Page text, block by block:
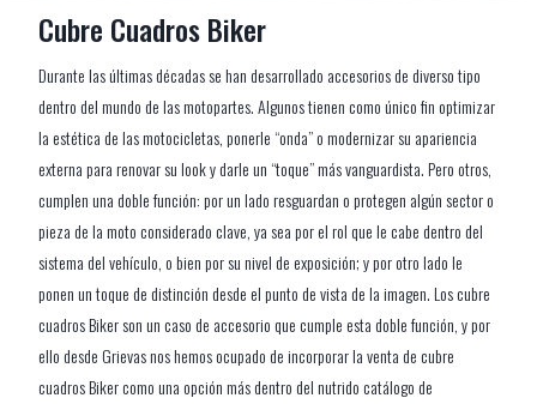
Cubre Cuadros Biker
Durante las últimas décadas se han desarrollado accesorios de diverso tipo
dentro del mundo de las motopartes. Algunos tienen como único fin optimizar
la estética de las motocicletas, ponerle “onda” o modernizar su apariencia
externa para renovar su look y darle un “toque” más vanguardista. Pero otros,
cumplen una doble función: por un lado resguardan o protegen algún sector o
pieza de la moto considerado clave, ya sea por el rol que le cabe dentro del
sistema del vehículo, o bien por su nivel de exposición; y por otro lado le
ponen un toque de distinción desde el punto de vista de la imagen. Los cubre
cuadros Biker son un caso de accesorio que cumple esta doble función, y por
ello desde Grievas nos hemos ocupado de incorporar la venta de cubre
cuadros Biker como una opción más dentro del nutrido catálogo de